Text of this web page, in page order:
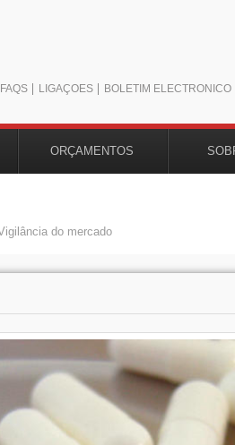
FAQS LIGAÇÕES BOLETIM ELECTRÓNICO
ORÇAMENTOS
do mercado